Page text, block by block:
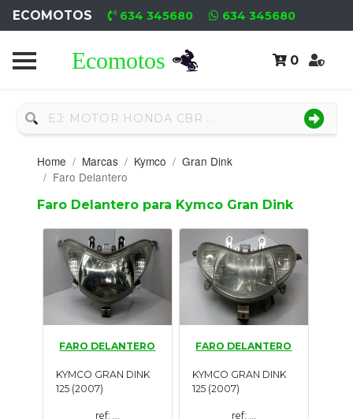
ECOMOTOS 634 345680 634 345680
0
Home
Nuevo
Neumáticos
Campa
Motores
Nuevos
Motores
Usados
Tasaciones
Home Marcas Kymco
Gran Dink
Faro Delantero
Faro Delantero para Kymco Gran Dink
FARO DELANTERO
KYMCO GRAN DINK
125 (2007)
ref: ...
FARO DELANTERO
KYMCO GRAN DINK
125 (2007)
ref: ...